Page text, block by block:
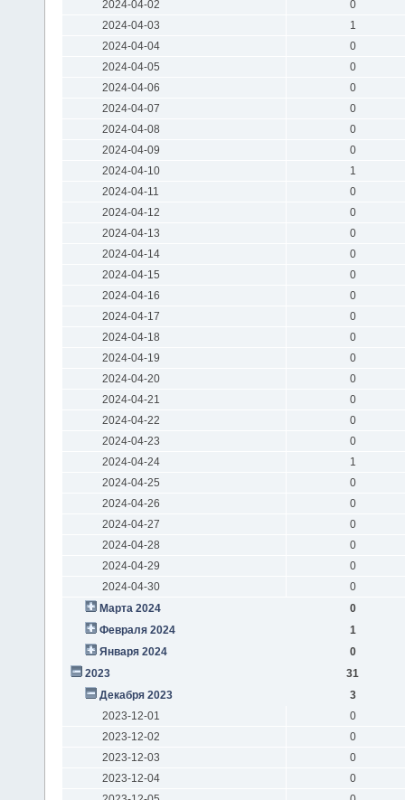
2024-04-02
0
2024-04-03
1
2024-04-04
0
2024-04-05
0
2024-04-06
0
2024-04-07
0
2024-04-08
0
2024-04-09
0
2024-04-10
1
2024-04-11
0
2024-04-12
0
2024-04-13
0
2024-04-14
0
2024-04-15
0
2024-04-16
0
2024-04-17
0
2024-04-18
0
2024-04-19
0
2024-04-20
0
2024-04-21
0
2024-04-22
0
2024-04-23
0
2024-04-24
1
2024-04-25
0
2024-04-26
0
2024-04-27
0
2024-04-28
0
2024-04-29
0
2024-04-30
0
Марта 2024
0
Февраля 2024
1
Января 2024
0
2023
31
Декабря 2023
3
2023-12-01
0
2023-12-02
0
2023-12-03
0
2023-12-04
0